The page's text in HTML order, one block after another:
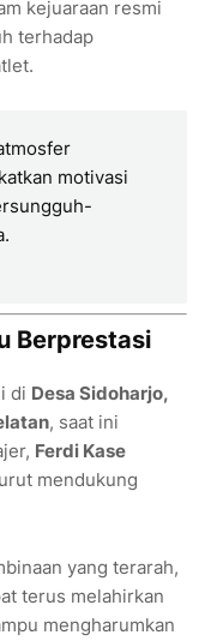
kejuaraan resmi
terhadap
motivasi
Berprestasi
di Desa Sidoharjo,
, saat ini
Ferdi Kase
mendukung
yang terarah,
terus melahirkan
mengharumkan